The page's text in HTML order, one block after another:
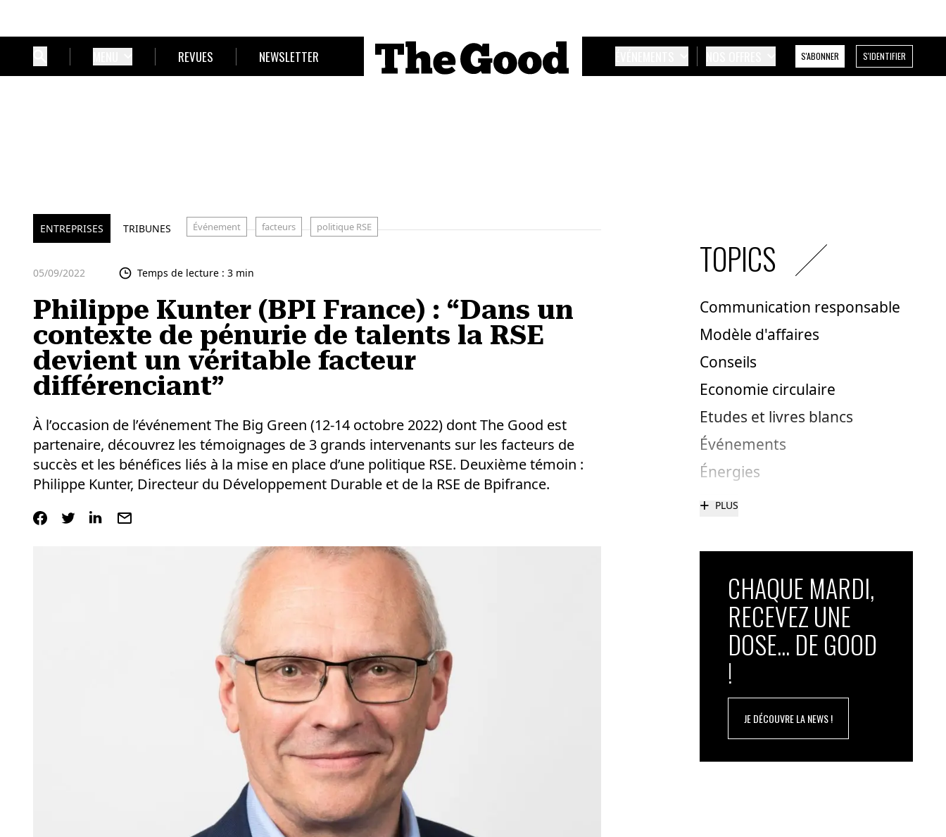
REVUES NEWSLETTER S'ABONNER S'IDENTIFIER
ENTREPRISES TRIBUNES Événement facteurs politique RSE
05/09/2022 Temps de lecture : 3 min
Philippe Kunter (BPI France) : “Dans un
contexte de pénurie de talents la RSE
devient un véritable facteur
différenciant”
À l’occasion de l’événement The Big Green (12-14 octobre 2022) dont The Good est
partenaire, découvrez les témoignages de 3 grands intervenants sur les facteurs de
succès et les bénéfices liés à la mise en place d’une politique RSE. Deuxième témoin :
Philippe Kunter, Directeur du Développement Durable et de la RSE de Bpifrance.
TOPICS
Communication responsable
Modèle d'affaires
Conseils
Economie circulaire
Etudes et livres blancs
Événements
Énergies
+ PLUS
CHAQUE MARDI,
RECEVEZ UNE
DOSE... DE GOOD
!
JE DÉCOUVRE LA NEWS !